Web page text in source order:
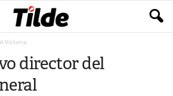
Victoria
director del